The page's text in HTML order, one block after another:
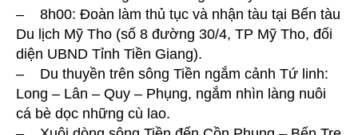
– 8h00: Đoàn làm thủ tục và nhận tàu tại Bến tàu
Du lịch Mỹ Tho (số 8 đường 30/4, TP Mỹ Tho, đối
diện UBND Tỉnh Tiền Giang).
– Du thuyền trên sông Tiền ngắm cảnh Tứ linh:
Long – Lân – Quy – Phụng, ngắm nhìn làng nuôi
cá bè dọc những cù lao.